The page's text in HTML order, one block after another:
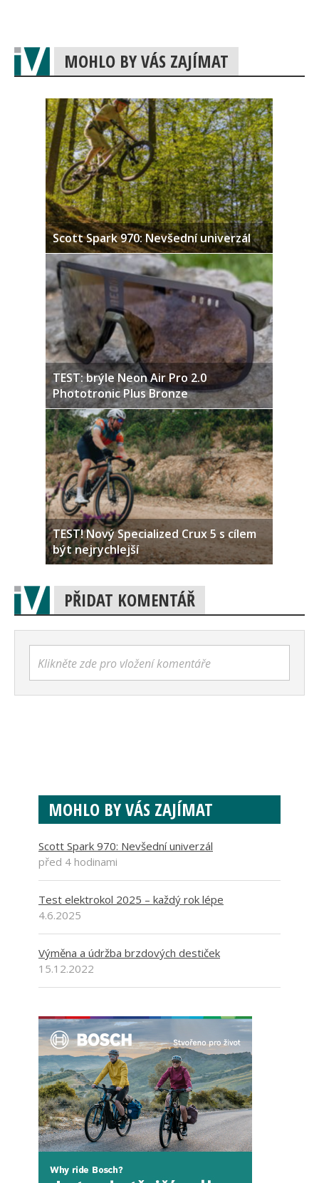
MOHLO BY VÁS ZAJÍMAT
Scott Spark 970: Nevšední univerzál
TEST: brýle Neon Air Pro 2.0
Phototronic Plus Bronze
TEST! Nový Specialized Crux 5 s cílem
být nejrychlejší
PŘIDAT KOMENTÁŘ
Klikněte zde pro vložení komentáře
MOHLO BY VÁS ZAJÍMAT
Scott Spark 970: Nevšední univerzál
před 4 hodinami
Test elektrokol 2025 – každý rok lépe
4.6.2025
Výměna a údržba brzdových destiček
15.12.2022